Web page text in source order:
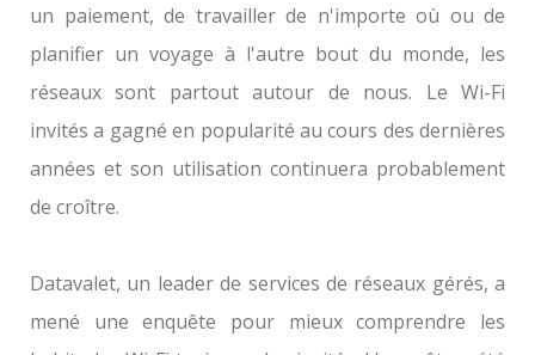
un paiement, de travailler de n'importe où ou de
planifier un voyage à l'autre bout du monde, les
réseaux sont partout autour de nous. Le Wi-Fi
invités a gagné en popularité au cours des dernières
années et son utilisation continuera probablement
de croître.
Datavalet, un leader de services de réseaux gérés, a
mené une enquête pour mieux comprendre les